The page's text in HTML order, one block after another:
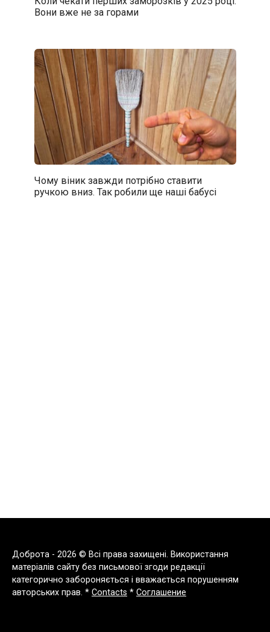
Вони вже не за горами
Чому віник завжди потрібно ставити
ручкою вниз. Так робили ще наші бабусі
Доброта - 2026 © Всі права захищені. Використання
матеріалів сайту без письмової згоди редакції
категорично забороняється і вважається порушенням
авторських прав. * Contacts * Соглашение